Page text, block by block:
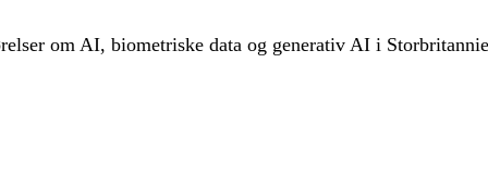
om AI, biometriske data og generativ AI i